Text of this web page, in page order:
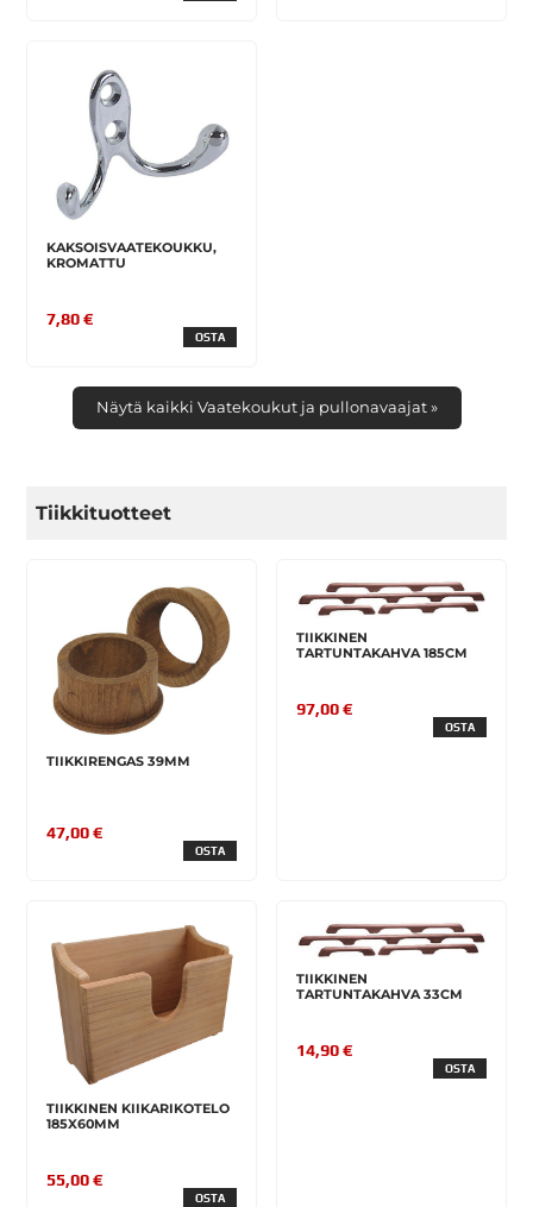
KAKSOISVAATEKOUKKU,
KROMATTU
7,80 €
OSTA
Näytä kaikki Vaatekoukut ja pullonavaajat »
Tiikkituotteet
TIIKKIRENGAS 39MM
47,00 €
OSTA
TIIKKINEN
TARTUNTAKAHVA 185CM
97,00 €
OSTA
TIIKKINEN KIIKARIKOTELO
185X60MM
55,00 €
OSTA
TIIKKINEN
TARTUNTAKAHVA 33CM
14,90 €
OSTA